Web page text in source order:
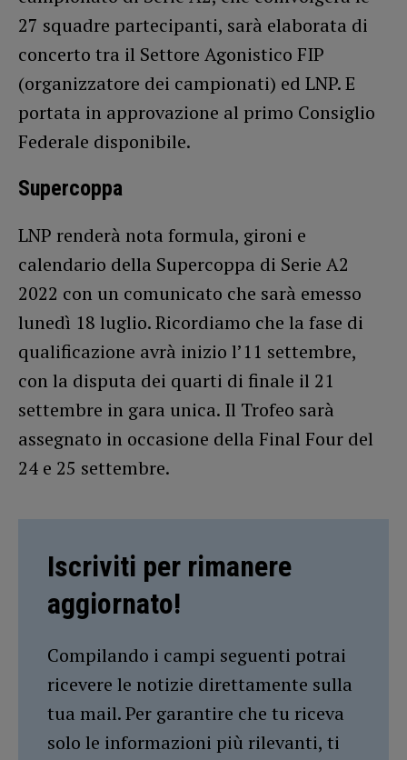
27 squadre partecipanti, sarà elaborata di
concerto tra il Settore Agonistico FIP
(organizzatore dei campionati) ed LNP. E
portata in approvazione al primo Consiglio
Federale disponibile.
Supercoppa
LNP renderà nota formula, gironi e
calendario della Supercoppa di Serie A2
2022 con un comunicato che sarà emesso
lunedì 18 luglio. Ricordiamo che la fase di
qualificazione avrà inizio l’11 settembre,
con la disputa dei quarti di finale il 21
settembre in gara unica. Il Trofeo sarà
assegnato in occasione della Final Four del
24 e 25 settembre.
Iscriviti per rimanere
aggiornato!
Compilando i campi seguenti potrai
ricevere le notizie direttamente sulla
tua mail. Per garantire che tu riceva
solo le informazioni più rilevanti, ti